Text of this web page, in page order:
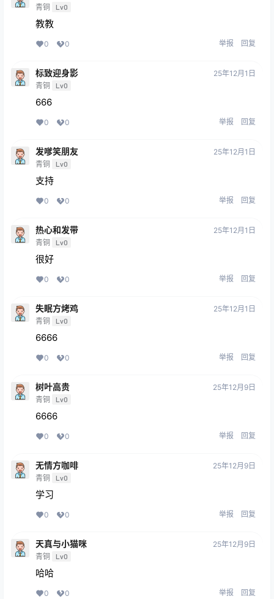
青铜 Lv0
教教
0 0 举报 回复
标致迎身影
青铜 Lv0
25年12月1日
666
0 0 举报 回复
发嗲笑朋友
青铜 Lv0
25年12月1日
支持
0 0 举报 回复
热心和发带
青铜 Lv0
25年12月1日
很好
0 0 举报 回复
失眠方烤鸡
青铜 Lv0
25年12月1日
6666
0 0 举报 回复
树叶高贵
青铜 Lv0
25年12月9日
6666
0 0 举报 回复
无情方咖啡
青铜 Lv0
25年12月9日
学习
0 0 举报 回复
天真与小猫咪
青铜 Lv0
25年12月9日
哈哈
0 0 举报 回复